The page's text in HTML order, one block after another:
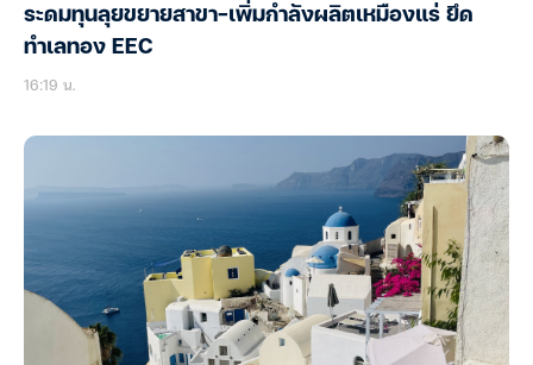
ระดมทุนลุยขยายสาขา-เพิ่มกำลังผลิตเหมืองแร่ ยึด
ทำเลทอง EEC
16:19 น.